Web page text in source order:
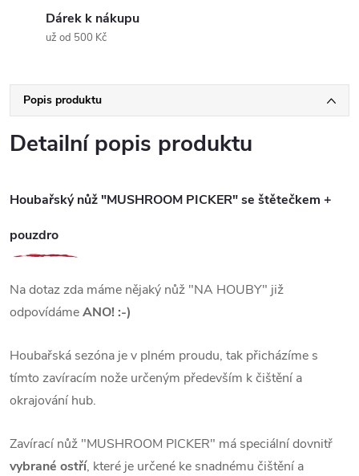
Dárek k nákupu
už od 500 Kč
Popis produktu
Detailní popis produktu
Houbařský nůž "MUSHROOM PICKER" se štětečkem +
pouzdro
Na dotaz zda máme nějaký nůž "NA HOUBY" již
odpovídámeANO! :-)
Houbařská sezóna je v plném proudu, tak přicházíme s
tímto zavíracím nože určeným především k čištění a
okrajování hub.
Zavírací nůž "MUSHROOM PICKER" má speciální dovnitř
vybrané ostří, které je určené ke snadnému čištění a